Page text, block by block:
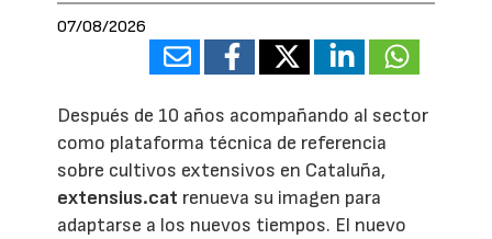
07/08/2026
Después de 10 años acompañando al sector
como plataforma técnica de referencia
sobre cultivos extensivos en Cataluña,
extensius.cat renueva su imagen para
adaptarse a los nuevos tiempos. El nuevo